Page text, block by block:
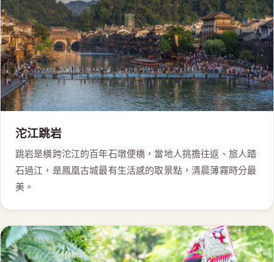
沱江跳岩
跳岩是橫跨沱江的百年石墩便橋，當地人挑擔往返、旅人踏
石過江，是鳳凰古城最有生活感的取景點，清晨薄霧時分最
美。